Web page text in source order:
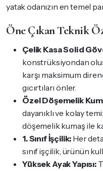
yatak odanızın en temel
Öne Çıkan Teknik
Çelik Kasa Solid
konstrüksiyondan
karşı maksimum
gıcırtıları önler.
Özel Döşemelik
dayanıklı ve kolay
döşemelik kumaş ile
1. Sınıf İşçilik: Her
sınıf işçilik, ürünün
Yüksek Ayak Yapısı: